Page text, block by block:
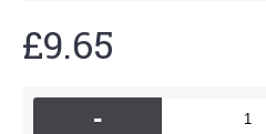
£9.65
-